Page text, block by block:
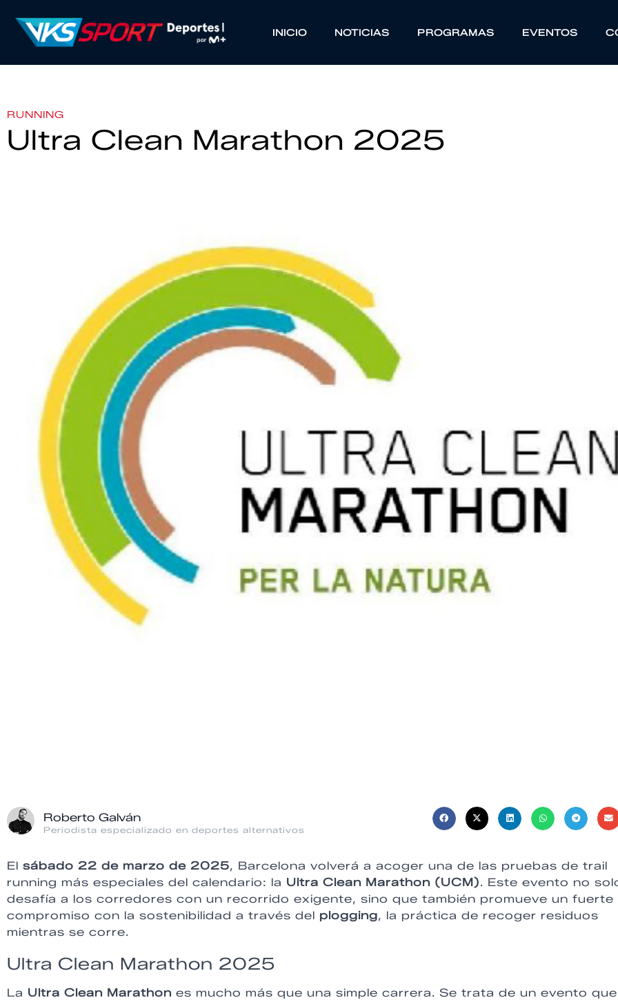
INICIO NOTICIAS PROGRAMAS EVENTOS
RUNNING
Ultra Clean Marathon 2025
Roberto Galván
Periodista especializado en deportes alternativos
El sábado 22 de marzo de 2025, Barcelona volverá a acoger una de las pruebas de trail
running más especiales del calendario: la Ultra Clean Marathon (UCM). Este evento no
desafía a los corredores con un recorrido exigente, sino que también promueve un fuerte
compromiso con la sostenibilidad a través del plogging, la práctica de recoger residuos
mientras se corre.
Ultra Clean Marathon 2025
La Ultra Clean Marathon es mucho más que una simple carrera. Se trata de un evento que